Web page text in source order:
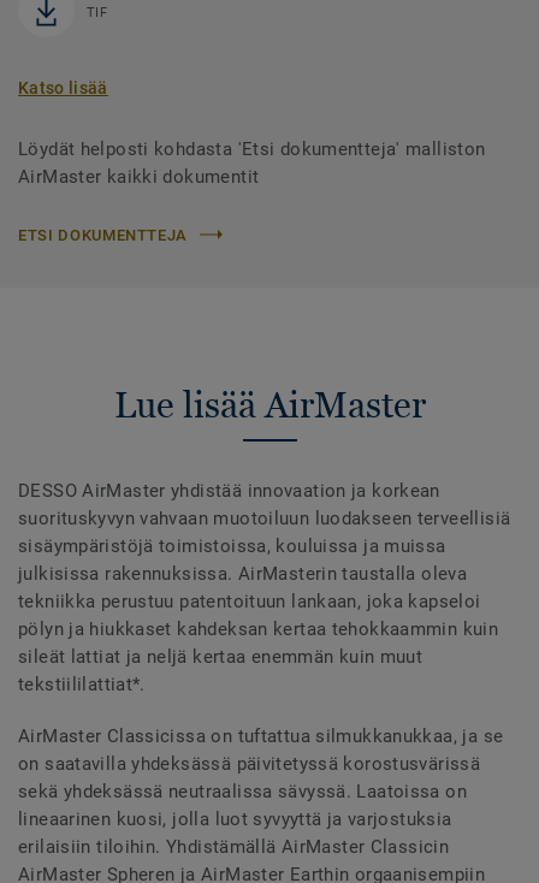
TIF
Katso lisää
Löydät helposti kohdasta 'Etsi dokumentteja' malliston
AirMaster kaikki dokumentit
ETSI DOKUMENTTEJA
Lue lisää AirMaster
DESSO AirMaster yhdistää innovaation ja korkean
suorituskyvyn vahvaan muotoiluun luodakseen terveellisiä
sisäympäristöjä toimistoissa, kouluissa ja muissa
julkisissa rakennuksissa. AirMasterin taustalla oleva
tekniikka perustuu patentoituun lankaan, joka kapseloi
pölyn ja hiukkaset kahdeksan kertaa tehokkaammin kuin
sileät lattiat ja neljä kertaa enemmän kuin muut
tekstiililattiat*.
AirMaster Classicissa on tuftattua silmukkanukkaa, ja se
on saatavilla yhdeksässä päivitetyssä korostusvärissä
sekä yhdeksässä neutraalissa sävyssä. Laatoissa on
lineaarinen kuosi, jolla luot syvyyttä ja varjostuksia
erilaisiin tiloihin. Yhdistämällä AirMaster Classicin
AirMaster Spheren ja AirMaster Earthin orgaanisempiin